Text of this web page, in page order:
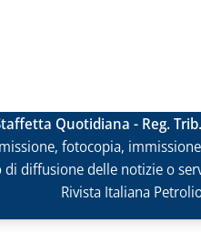
Quotidiana - Reg.
fotocopia,
diffusione delle notizie o
Rivista Italiana